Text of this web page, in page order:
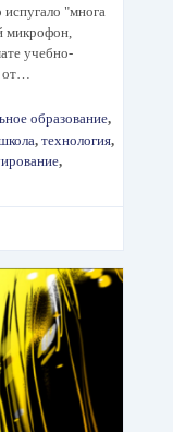
"многа
микрофон,
учебно-
образование,
, технология,
,